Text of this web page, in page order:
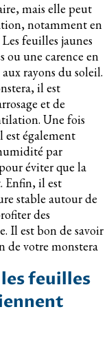
mais elle peut
notamment en
feuilles jaunes
ou une carence en
rayons du soleil.
il est
et de
Une fois
est également
par
éviter que la
Enfin, il est
stable autour de
des
Il est bon de savoir
de votre monstera
feuilles